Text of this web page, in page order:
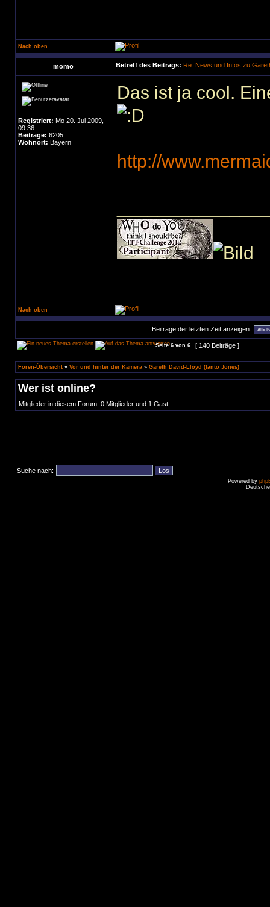
Nach oben
momo Betreff des Beitrags: Re: News und Infos zu
Registriert: Mo 20. Jul 2009,
09:36
Beiträge: 6205
Wohnort: Bayern
Das ist ja cool.
http://
Nach oben
Beiträge der letzten Zeit anzeigen:
Seite6 von 6 [ 140 Beiträge ]
Foren-Übersicht » Vor und hinter der Kamera » Gareth David-Lloyd (Ianto Jones)
Wer ist online?
Mitglieder in diesem Forum: 0 Mitglieder und 1 Gast
Suche nach:
Powered by